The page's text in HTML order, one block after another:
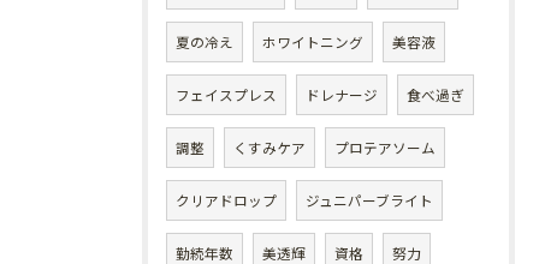
夏の冷え ホワイトニング 美容液
フェイスプレス ドレナージ 食べ過ぎ
調整 くすみケア プロテアソーム
クリアドロップ ジュニパーブライト
勤続年数 美透輝 資格 努力